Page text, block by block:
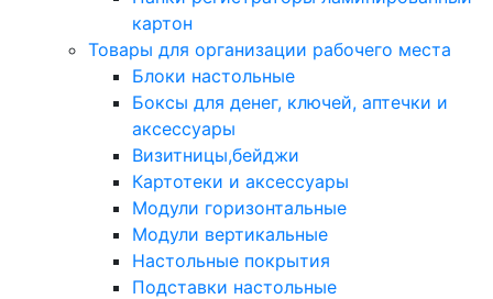
картон
Товары для организации рабочего места
Блоки настольные
Боксы для денег, ключей, аптечки и
аксессуары
Визитницы,бейджи
Картотеки и аксессуары
Модули горизонтальные
Модули вертикальные
Настольные покрытия
Подставки настольные